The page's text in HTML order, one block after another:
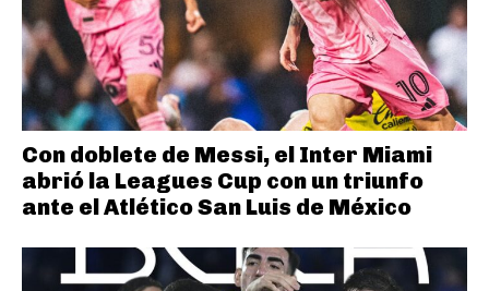
Con doblete de Messi, el Inter Miami
abrió la Leagues Cup con un triunfo
ante el Atlético San Luis de México